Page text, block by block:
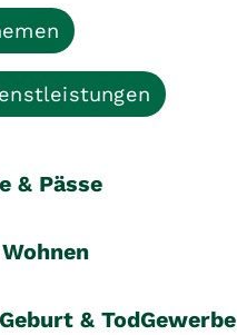
& Pässe
& TodGewerbe